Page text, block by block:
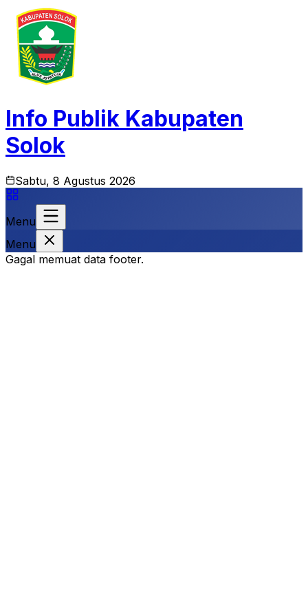
Info Publik Kabupaten
Solok
Sabtu, 8 Agustus 2026
Menu
Menu
Gagal memuat data footer.